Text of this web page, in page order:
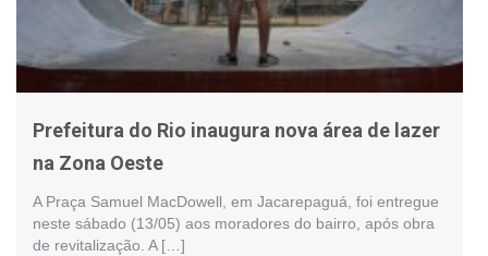
Prefeitura do Rio inaugura nova área de lazer
na Zona Oeste
A Praça Samuel MacDowell, em Jacarepaguá, foi entregue
neste sábado (13/05) aos moradores do bairro, após obra
de revitalização. A […]